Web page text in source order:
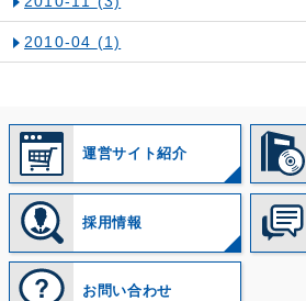
2010-04 (1)
運営サイト紹介
採用情報
お問い合わせ